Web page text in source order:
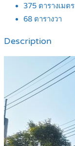
375 ตารางเมตร
68 ตารางวา
Description